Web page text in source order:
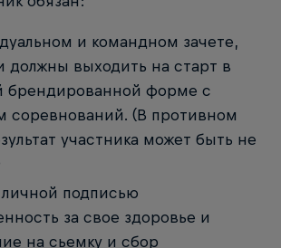
и командном зачете,
должны выходить на старт в
брендированной форме с
соревнований. (В противном
участника может быть не
подписью
за свое здоровье и
на сьемку и сбор